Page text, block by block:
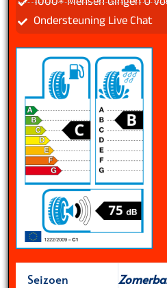
Ondersteuning Live Chat
Seizoen